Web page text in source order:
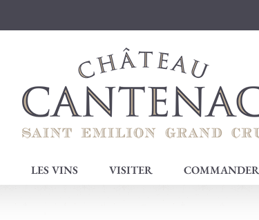
LES VINS VISITER COMMANDER